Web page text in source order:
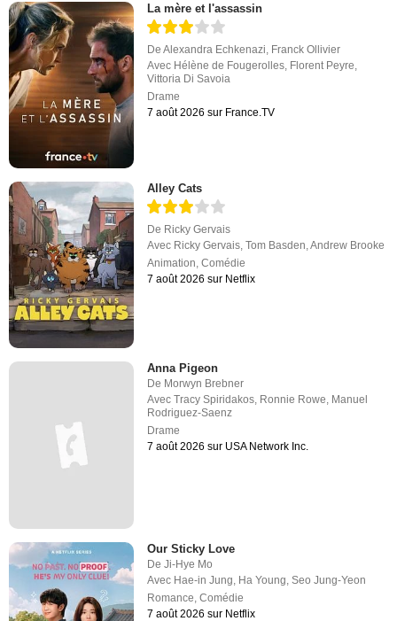
La mère et l'assassin
DeAlexandra Echkenazi Franck Ollivier
Avec Hélène de Fougerolles Florent Peyre
Vittoria Di Savoia
Drame
7 août 2026 sur France.TV
Alley Cats
De Ricky Gervais
Avec Ricky Gervais,Tom Basden,Andrew Brooke
Animation,Comédie
7 août 2026 sur Netflix
Anna Pigeon
De Morwyn Brebner
AvecTracy Spiridakos, Ronnie Rowe, Manuel
Rodriguez-Saenz
Drame
7 août 2026 sur USA Network Inc.
Our Sticky Love
DeJi-Hye Mo
Avec Hae-in Jung Ha Young ,Seo Jung-Yeon
Romance ,Comédie
7 août 2026 sur Netflix